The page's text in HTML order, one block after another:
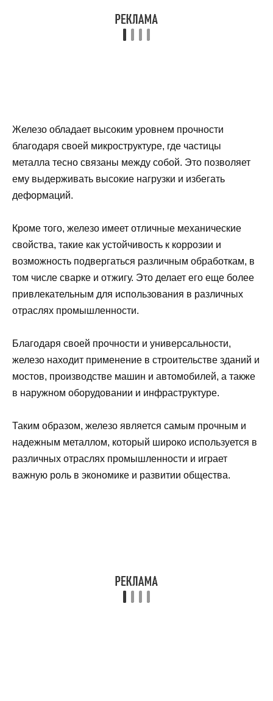
Железо обладает высоким уровнем прочности
благодаря своей микроструктуре, где частицы
металла тесно связаны между собой. Это позволяет
ему выдерживать высокие нагрузки и избегать
деформаций.
Кроме того, железо имеет отличные механические
свойства, такие как устойчивость к коррозии и
возможность подвергаться различным обработкам, в
том числе сварке и отжигу. Это делает его еще более
привлекательным для использования в различных
отраслях промышленности.
Благодаря своей прочности и универсальности,
железо находит применение в строительстве зданий и
мостов, производстве машин и автомобилей, а также
в наружном оборудовании и инфраструктуре.
Таким образом, железо является самым прочным и
надежным металлом, который широко используется в
различных отраслях промышленности и играет
важную роль в экономике и развитии общества.